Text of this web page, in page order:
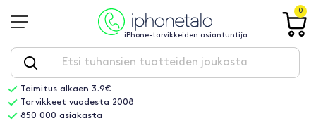
iPhone-tarvikkeiden asiantuntija
0
Toimitus alkaen 3.9€
Tarvikkeet vuodesta 2008
850 000 asiakasta